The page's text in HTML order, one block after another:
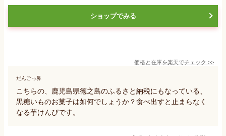
ショップでみる
価格と在庫を楽天でチェック >>
だんごっ鼻
こちらの、鹿児島県徳之島のふるさと納税にもなっている、
黒糖いものお菓子は如何でしょうか？食べ出すと止まらなく
なる芋けんぴです。